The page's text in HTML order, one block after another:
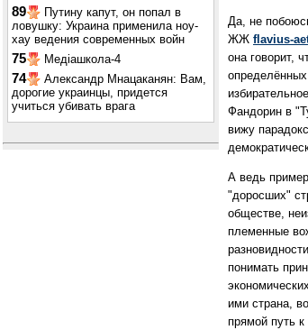
89
Путину капут, он попал в
ловушку: Украина применила ноу-
хау ведения современных войн
75 Медіашкола-4
74
Александр Мнацаканян: Вам,
дорогие украинцы, придется
учиться убивать врага
Да, не
ЖЖ flavius-
она говорит,
Фандорин в
вижу
А ведь
"доросших"
обществе,
племенные
понимать
ими страна,
прямой путь